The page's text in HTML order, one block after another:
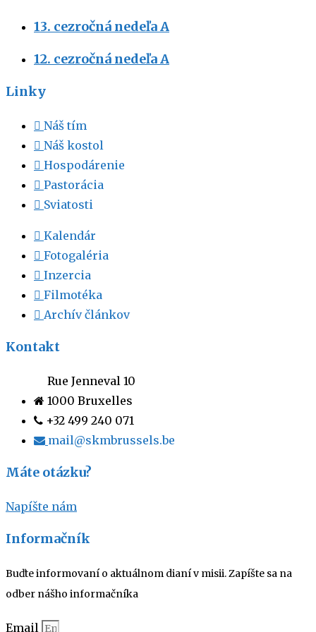
13. cezročná nedeľa A
12. cezročná nedeľa A
Linky
Náš tím
Náš kostol
Hospodárenie
Pastorácia
Sviatosti
Kalendár
Fotogaléria
Inzercia
Filmotéka
Archív článkov
Kontakt
Rue Jenneval 10
1000 Bruxelles
+32 499 240 071
mail@skmbrussels.be
Máte otázku?
Napíšte nám
Informačník
Buďte informovaní o aktuálnom dianí v misii. Zapíšte sa na
odber nášho informačníka
Email